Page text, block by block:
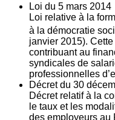
Loi du 5 mars 2014
Loi relative à la
à la démocratie
janvier 2015).
contribuant au
syndicales de
professionnelles
Décret du 30
Décret relatif à la
le taux et les
des employeurs au